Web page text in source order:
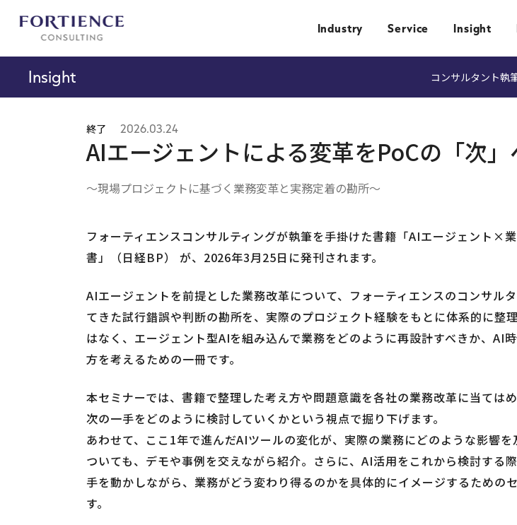
Industry Service Insight
Insight コンサルタント執
AIエージェントによる変革をPoCの「次」
〜現場プロジェクトに基づく業務変革と実務定着の勘所〜
終了
2026.03.24
フォーティエンスコンサルティングが執筆を手掛けた書籍「AIエージェント×
書」（日経BP） が、 2026年3月25日 に発刊されます。
AIエージェントを前提とした業務改革について、フォーティエンスのコンサル
てきた試行錯誤や判断の勘所を、実際のプロジェクト経験をもとに体系的に整
はなく、エージェント型AIを組み込んで業務をどのように再設計すべきか、AI
方を考えるための一冊です。
本セミナーでは、書籍で整理した考え方や問題意識を各社の業務改革に当ては
次の一手をどのように検討していくかという視点で掘り下げます。
あわせて、ここ1年で進んだAIツールの変化が、実際の業務にどのような影響
ついても、デモや事例を交えながら紹介。さらに、AI活用をこれから検討する
手を動かしながら、業務がどう変わり得るのかを具体的にイメージするための
す。